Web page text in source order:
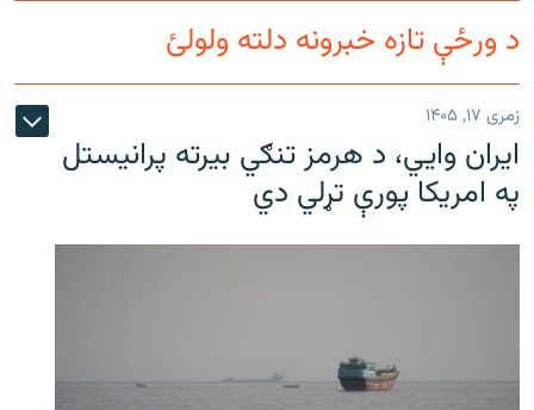
د ورځې تازه خبرونه دلته ولولئ
زمری ۱۷, ۱۴۰۵
ایران وایي، د هرمز تنګي بیرته پرانیستل
په امریکا پورې تړلي دي